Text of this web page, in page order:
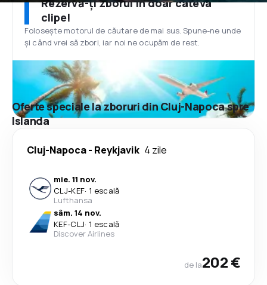
Rezervă-ți zborul în doar câteva
clipe!
Folosește motorul de căutare de mai sus. Spune-ne unde
și când vrei să zbori, iar noi ne ocupăm de rest.
Oferte speciale la zboruri din Cluj-Napoca spre
Islanda
Cluj-Napoca- Reykjavik 4 zile
mie. 11 nov.
CLJ-KEF· 1 escală
Lufthansa
sâm. 14 nov.
KEF-CLJ· 1 escală
Discover Airlines
de la202 €